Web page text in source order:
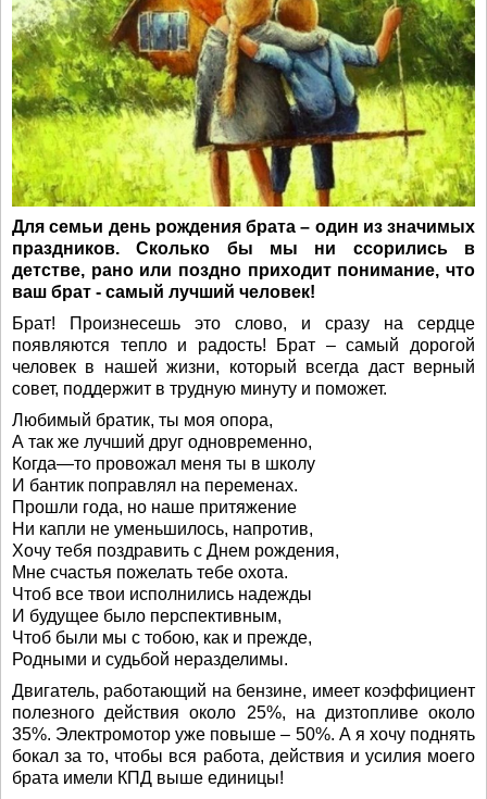
Для семьи день рождения брата – один из значимых
праздников. Сколько бы мы ни ссорились в
детстве, рано или поздно приходит понимание, что
ваш брат - самый лучший человек!
Брат! Произнесешь это слово, и сразу на сердце
появляются тепло и радость! Брат – самый дорогой
человек в нашей жизни, который всегда даст верный
совет, поддержит в трудную минуту и поможет.
Любимый братик, ты моя опора,
А так же лучший друг одновременно,
Когда—то провожал меня ты в школу
И бантик поправлял на переменах.
Прошли года, но наше притяжение
Ни капли не уменьшилось, напротив,
Хочу тебя поздравить с Днем рождения,
Мне счастья пожелать тебе охота.
Чтоб все твои исполнились надежды
И будущее было перспективным,
Чтоб были мы с тобою, как и прежде,
Родными и судьбой неразделимы.
Двигатель, работающий на бензине, имеет коэффициент
полезного действия около 25%, на дизтопливе около
35%. Электромотор уже повыше – 50%. А я хочу поднять
бокал за то, чтобы вся работа, действия и усилия моего
брата имели КПД выше единицы!